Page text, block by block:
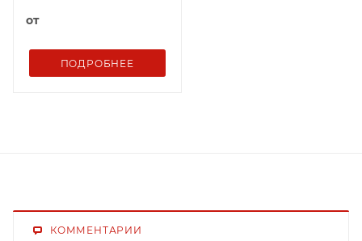
от
ПОДРОБНЕЕ
КОММЕНТАРИИ